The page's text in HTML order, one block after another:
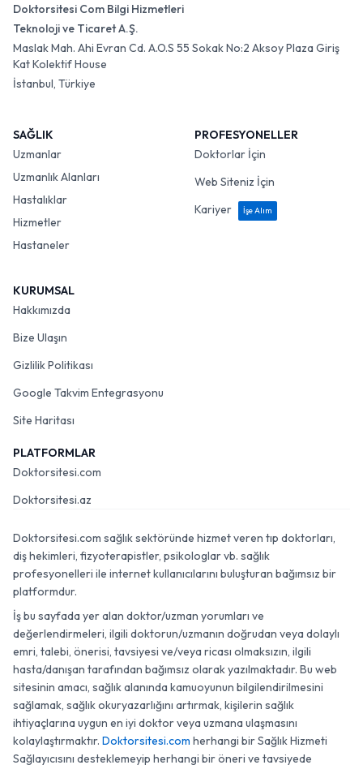
Doktorsitesi Com Bilgi Hizmetleri
Teknoloji ve Ticaret A.Ş.
Maslak Mah. Ahi Evran Cd. A.O.S 55 Sokak No:2 Aksoy Plaza Giriş
Kat Kolektif House
İstanbul, Türkiye
SAĞLIK
Uzmanlar
Uzmanlık Alanları
Hastalıklar
Hizmetler
Hastaneler
PROFESYONELLER
Doktorlar İçin
Web Siteniz İçin
Kariyer
İşe Alım
KURUMSAL
Hakkımızda
Bize Ulaşın
Gizlilik Politikası
Google Takvim Entegrasyonu
Site Haritası
PLATFORMLAR
Doktorsitesi.com
Doktorsitesi.az
Doktorsitesi.com sağlık sektöründe hizmet veren tıp doktorları,
diş hekimleri, fizyoterapistler, psikologlar vb. sağlık
profesyonelleri ile internet kullanıcılarını buluşturan bağımsız bir
platformdur.
İş bu sayfada yer alan doktor/uzman yorumları ve
değerlendirmeleri, ilgili doktorun/uzmanın doğrudan veya dolaylı
emri, talebi, önerisi, tavsiyesi ve/veya ricası olmaksızın, ilgili
hasta/danışan tarafından bağımsız olarak yazılmaktadır. Bu web
sitesinin amacı, sağlık alanında kamuoyunun bilgilendirilmesini
sağlamak, sağlık okuryazarlığını artırmak, kişilerin sağlık
ihtiyaçlarına uygun en iyi doktor veya uzmana ulaşmasını
kolaylaştırmaktır. Doktorsitesi.com herhangi bir Sağlık Hizmeti
Sağlayıcısını desteklemeyip herhangi bir öneri ve tavsiyede